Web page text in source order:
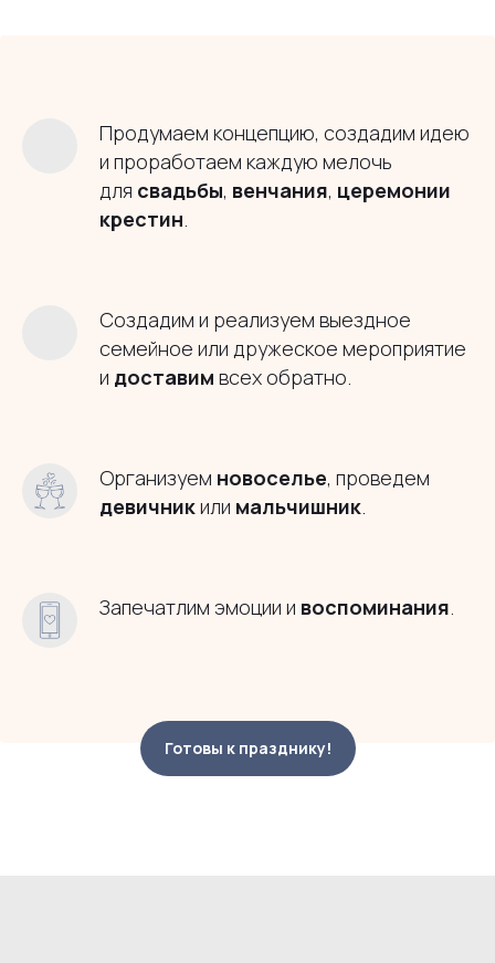
Продумаем концепцию, создадим идею
и проработаем каждую мелочь
для свадьбы, венчания, церемонии
крестин.
Создадим и реализуем выездное
семейное или дружеское мероприятие
и доставим всех обратно.
Организуем новоселье, проведем
девичникили мальчишник.
Запечатлим эмоции и воспоминания.
Готовы к празднику!